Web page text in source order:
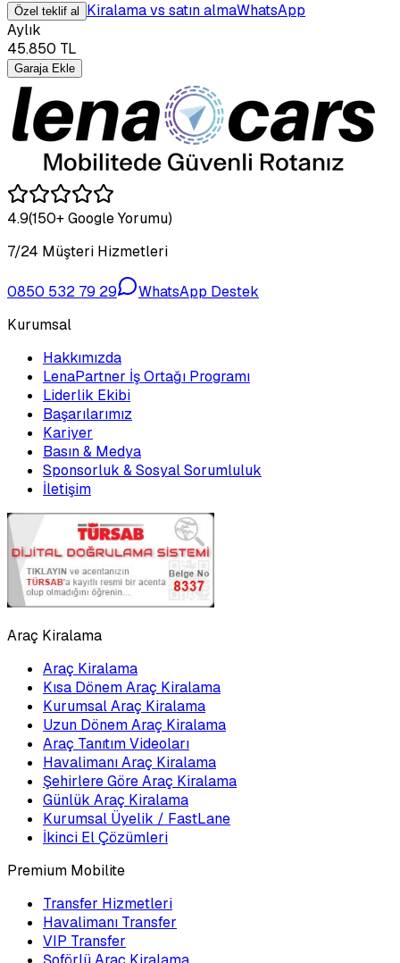
Özel teklif al Kiralama vs satın almaWhatsApp
Aylık
45.850 TL
Garaja Ekle
4.9(150+ Google Yorumu)
7/24 Müşteri Hizmetleri
0850 532 79 29
WhatsApp Destek
Kurumsal
Hakkımızda
LenaPartner İş Ortağı Programı
Liderlik Ekibi
Başarılarımız
Kariyer
Basın & Medya
Sponsorluk & Sosyal Sorumluluk
İletişim
Araç Kiralama
Araç Kiralama
Kısa Dönem Araç Kiralama
Kurumsal Araç Kiralama
Uzun Dönem Araç Kiralama
Araç Tanıtım Videoları
Havalimanı Araç Kiralama
Şehirlere Göre Araç Kiralama
Günlük Araç Kiralama
Kurumsal Üyelik / FastLane
İkinci El Çözümleri
Premium Mobilite
Transfer Hizmetleri
Havalimanı Transfer
VIP Transfer